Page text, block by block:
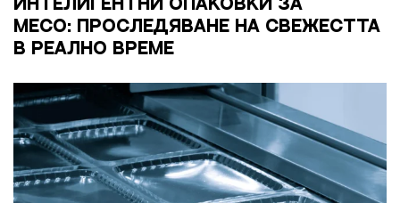
ИНТЕЛИГЕНТНИ ОПАКОВКИ ЗА
МЕСО: ПРОСЛЕДЯВАНЕ НА СВЕЖЕСТТА
В РЕАЛНО ВРЕМЕ